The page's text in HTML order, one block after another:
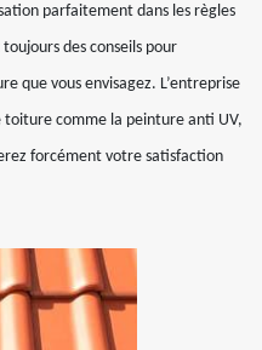
parfaitement dans les règles
des conseils pour
que vous envisagez. L’entreprise
comme la peinture anti UV,
forcément votre satisfaction